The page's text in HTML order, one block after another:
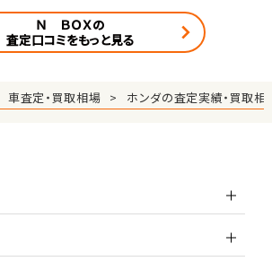
Ｎ ＢＯＸの
査定口コミをもっと見る
車査定・買取相場 ホンダの査定実績・買取相